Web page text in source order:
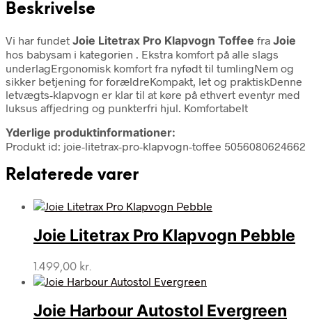
Beskrivelse
Vi har fundet Joie Litetrax Pro Klapvogn Toffee fra Joie
hos babysam i kategorien . Ekstra komfort på alle slags
underlagErgonomisk komfort fra nyfødt til tumlingNem og
sikker betjening for forældreKompakt, let og praktiskDenne
letvægts-klapvogn er klar til at køre på ethvert eventyr med
luksus affjedring og punkterfri hjul. Komfortabelt
Yderlige produktinformationer:
Produkt id: joie-litetrax-pro-klapvogn-toffee 5056080624662
Relaterede varer
Joie Litetrax Pro Klapvogn Pebble
1.499,00 kr.
Joie Harbour Autostol Evergreen